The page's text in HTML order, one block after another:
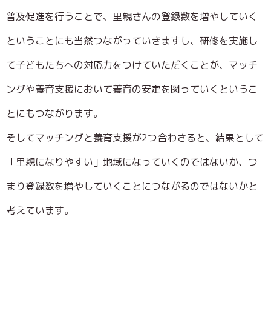
普及促進を行うことで、里親さんの登録数を増やしていく
ということにも当然つながっていきますし、研修を実施し
て子どもたちへの対応力をつけていただくことが、マッチ
ングや養育支援において養育の安定を図っていくというこ
とにもつながります。
そしてマッチングと養育支援が2つ合わさると、結果として
「里親になりやすい」地域になっていくのではないか、つ
まり登録数を増やしていくことにつながるのではないかと
考えています。